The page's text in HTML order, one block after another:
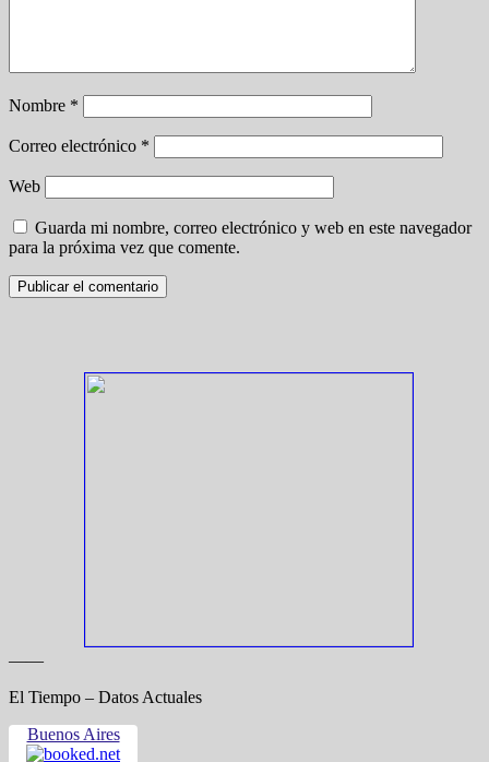
Nombre *
Correo electrónico *
Web
Guarda mi nombre, correo electrónico y web en este navegador
para la próxima vez que comente.
——
El Tiempo – Datos Actuales
Buenos Aires